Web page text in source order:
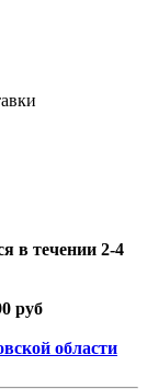
в течении 2-4
руб
области